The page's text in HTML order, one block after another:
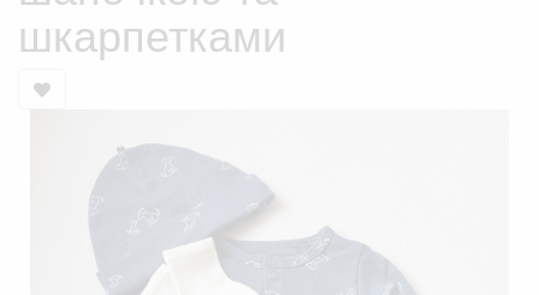
шкарпетками